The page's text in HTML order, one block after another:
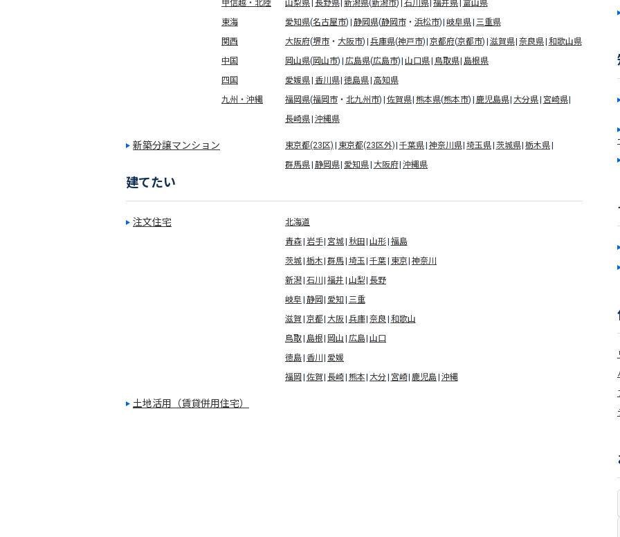
甲信越・北陸
山梨県 長野県 新潟県(新潟市) 石川県 福井県 富山県
東海
愛知県(名古屋市) 静岡県(静岡市・ 浜松市) 岐阜県 三重県
関西
大阪府(堺市 ・ 大阪市) 兵庫県(神戸市) 京都府(京都市) 滋賀県 奈良県 和歌山県
中国
岡山県(岡山市) 広島県(広島市) 山口県 鳥取県 島根県
四国
愛媛県 香川県 徳島県 高知県
九州・沖縄
福岡県(福岡市 ・ 北九州市) 佐賀県 熊本県(熊本市) 鹿児島県 大分県 宮崎県
長崎県 沖縄県
新築分譲マンション 東京都(23区) 東京都(23区外) 千葉県 神奈川県 埼玉県 茨城県 栃木県
群馬県 静岡県 愛知県 大阪府 沖縄県
建てたい
注文住宅
北海道
青森 岩手 宮城 秋田 山形 福島
茨城 栃木 群馬 埼玉 千葉 東京 神奈川
新潟 石川 福井 山梨 長野
岐阜 静岡 愛知
三重
滋賀 京都 大阪 兵庫 奈良 和歌山
鳥取 島根 岡山 広島 山口
徳島 香川
愛媛
福岡
佐賀 長崎 熊本 大分 宮崎 鹿児島 沖縄
土地活用（賃貸併用住宅）